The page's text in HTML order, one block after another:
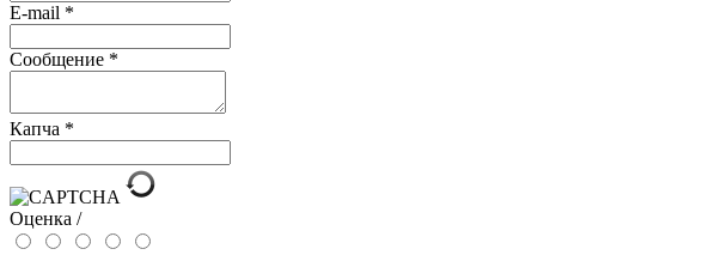
E-mail *
Сообщение *
Капча *
Оценка /